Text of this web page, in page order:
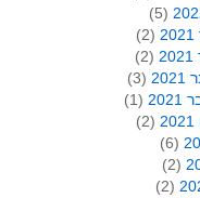
(5)
(2)
(2)
(3)
(1)
(2)
(6)
(2)
(2)